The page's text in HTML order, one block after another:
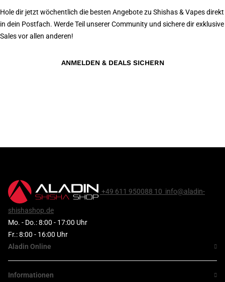
Hole dir jetzt wöchentlich die besten Angebote zu Shishas & Vapes direkt
in dein Postfach. Werde Teil unserer Community und sichere dir exklusive
Sales vor allen anderen!
ANMELDEN & DEALS SICHERN
+49 611 950088 10 info@aladin-
shishashop.de
Mo. - Do.: 8:00 - 17:00 Uhr
Fr.: 8:00 - 16:00 Uhr
Aladin Online
Informationen